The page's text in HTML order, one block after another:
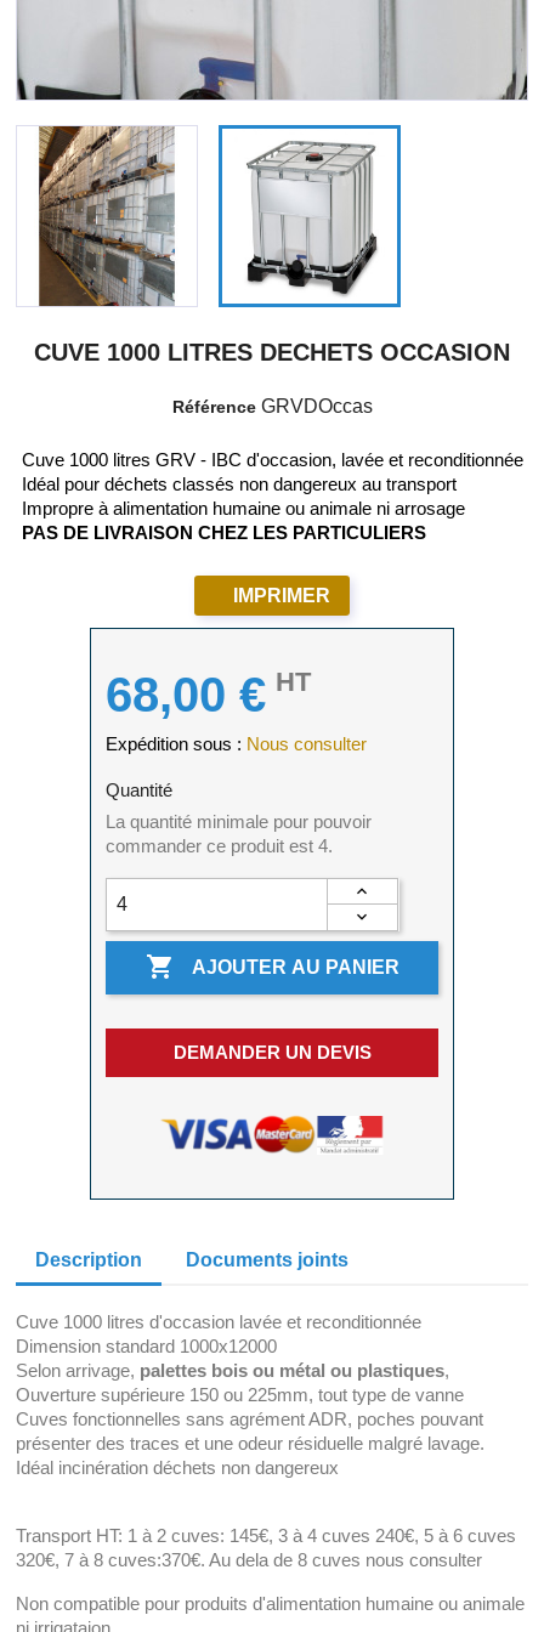
CUVE 1000 LITRES DECHETS OCCASION
Référence GRVDOccas
Cuve 1000 litres GRV - IBC d'occasion, lavée et reconditionnée
Idéal pour déchets classés non dangereux au transport
Impropre à alimentation humaine ou animale ni arrosage
PAS DE LIVRAISON CHEZ LES PARTICULIERS
IMPRIMER
68,00 € HT
Expédition sous : Nous consulter
Quantité
La quantité minimale pour pouvoir
commander ce produit est 4.
 AJOUTER AU PANIER
DEMANDER UN DEVIS
Description Documents joints
Cuve 1000 litres d'occasion lavée et reconditionnée
Dimension standard 1000x12000
Selon arrivage, palettes bois ou métal ou plastiques,
Ouverture supérieure 150 ou 225mm, tout type de vanne
Cuves fonctionnelles sans agrément ADR, poches pouvant
présenter des traces et une odeur résiduelle malgré lavage.
Idéal incinération déchets non dangereux
Transport HT: 1 à 2 cuves: 145€, 3 à 4 cuves 240€, 5 à 6 cuves
320€, 7 à 8 cuves:370€. Au dela de 8 cuves nous consulter
Non compatible pour produits d'alimentation humaine ou animale
ni irrigataion